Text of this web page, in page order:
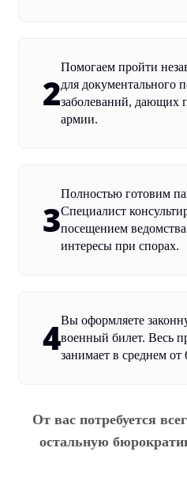
2
Помогаем пройти
для документального
заболеваний, дающих
армии.
3
Полностью готовим
Специалист
посещением
интересы при спорах.
4Вы оформляете
военный билет. Весь
занимает в среднем от
От вас потребуется
остальную